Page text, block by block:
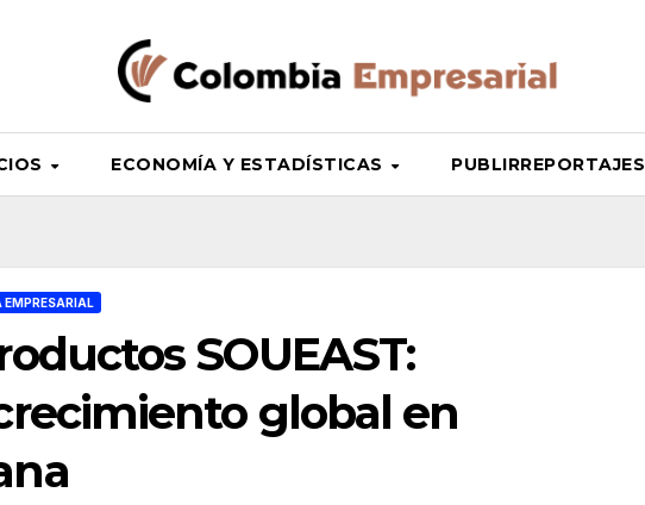
ECONOMÍA Y ESTADÍSTICAS PUBLIRREPORTAJES
EMPRESARIAL
SOUEAST:
global en